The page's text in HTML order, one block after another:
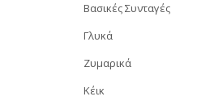
Βασικές Συνταγές
Γλυκά
Ζυμαρικά
Κέικ